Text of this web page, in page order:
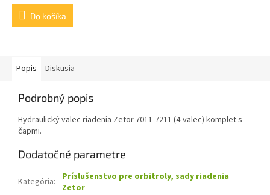
Do košíka
Popis Diskusia
Podrobný popis
Hydraulický valec riadenia Zetor 7011-7211 (4-valec) komplet s
čapmi.
Dodatočné parametre
Kategória:
Príslušenstvo pre orbitroly, sady riadenia
Zetor